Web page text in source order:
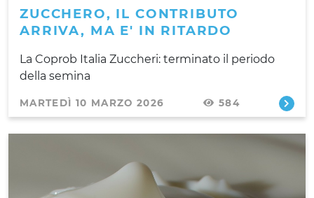
ZUCCHERO, IL CONTRIBUTO
ARRIVA, MA E' IN RITARDO
La Coprob Italia Zuccheri: terminato il periodo
della semina
MARTEDÌ 10 MARZO 2026 584